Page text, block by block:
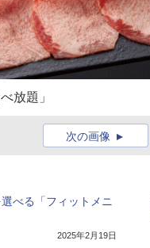
放題」
次の画像
べる「フィットメニ
2025年2月19日